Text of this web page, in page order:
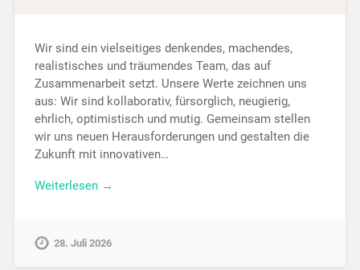
Wir sind ein vielseitiges denkendes, machendes,
realistisches und träumendes Team, das auf
Zusammenarbeit setzt. Unsere Werte zeichnen uns
aus: Wir sind kollaborativ, fürsorglich, neugierig,
ehrlich, optimistisch und mutig. Gemeinsam stellen
wir uns neuen Herausforderungen und gestalten die
Zukunft mit innovativen…
Weiterlesen →
28. Juli 2026